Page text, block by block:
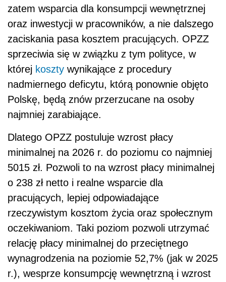
zatem wsparcia dla konsumpcji wewnętrznej
oraz inwestycji w pracowników, a nie dalszego
zaciskania pasa kosztem pracujących. OPZZ
sprzeciwia się w związku z tym polityce, w
której koszty wynikające z procedury
nadmiernego deficytu, którą ponownie objęto
Polskę, będą znów przerzucane na osoby
najmniej zarabiające.
Dlatego OPZZ postuluje wzrost płacy
minimalnej na 2026 r. do poziomu co najmniej
5015 zł. Pozwoli to na wzrost płacy minimalnej
o 238 zł netto i realne wsparcie dla
pracujących, lepiej odpowiadające
rzeczywistym kosztom życia oraz społecznym
oczekiwaniom. Taki poziom pozwoli utrzymać
relację płacy minimalnej do przeciętnego
wynagrodzenia na poziomie 52,7% (jak w 2025
r.), wesprze konsumpcję wewnętrzną i wzrost